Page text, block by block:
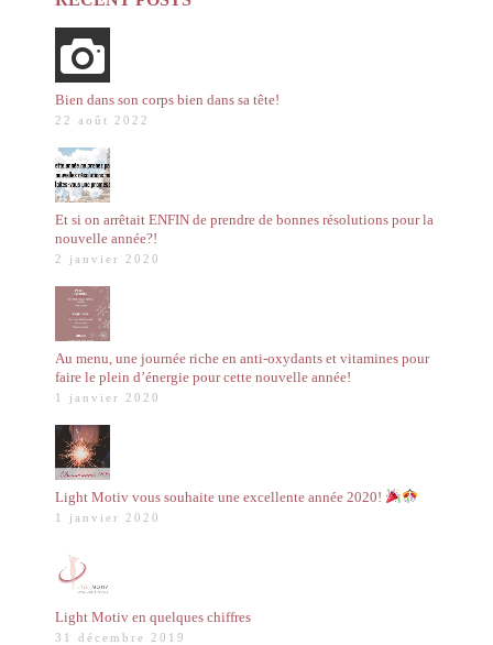
Bien dans son corps bien dans sa tête!
22 août 2022
Et si on arrêtait ENFIN de prendre de bonnes résolutions pour la
nouvelle année?!
2 janvier 2020
Au menu, une journée riche en anti-oxydants et vitamines pour
faire le plein d’énergie pour cette nouvelle année!
1 janvier 2020
Light Motiv vous souhaite une excellente année 2020!
1 janvier 2020
Light Motiv en quelques chiffres
31 décembre 2019